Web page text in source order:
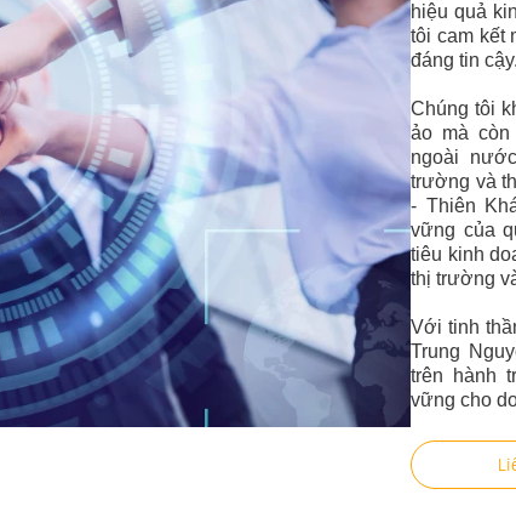
hiệu quả
tôi cam kết
đáng tin cậy.
Chúng tôi
ảo mà
ngoài
trường và
- Thiên
vững của
tiêu kinh
thị trường
Với tinh
Trung
trên hành
vững cho